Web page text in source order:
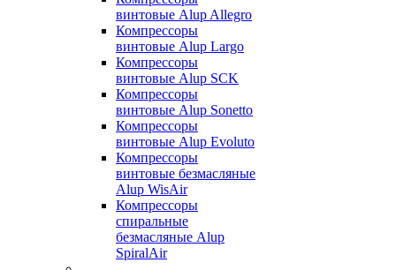
винтовые Alup Allegro
Компрессоры
винтовые Alup Largo
Компрессоры
винтовые Alup SCK
Компрессоры
винтовые Alup Sonetto
Компрессоры
винтовые Alup Evoluto
Компрессоры
винтовые безмасляные
Alup WisAir
Компрессоры
спиральные
безмасляные Alup
SpiralAir